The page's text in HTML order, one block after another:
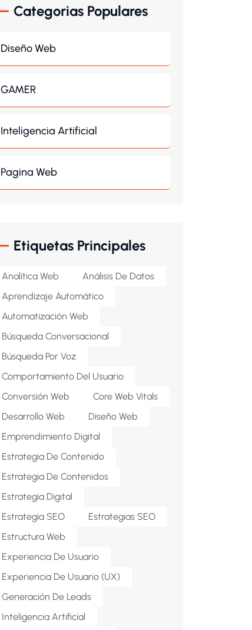
Categorias Populares
Diseño Web
GAMER
Inteligencia Artificial
Pagina Web
Etiquetas Principales
Analítica Web
Análisis De Datos
Aprendizaje Automático
Automatización Web
Búsqueda Conversacional
Búsqueda Por Voz
Comportamiento Del Usuario
Conversión Web
Core Web Vitals
Desarrollo Web
Diseño Web
Emprendimiento Digital
Estrategia De Contenido
Estrategia De Contenidos
Estrategia Digital
Estrategia SEO
Estrategias SEO
Estructura Web
Experiencia De Usuario
Experiencia De Usuario (UX)
Generación De Leads
Inteligencia Artificial